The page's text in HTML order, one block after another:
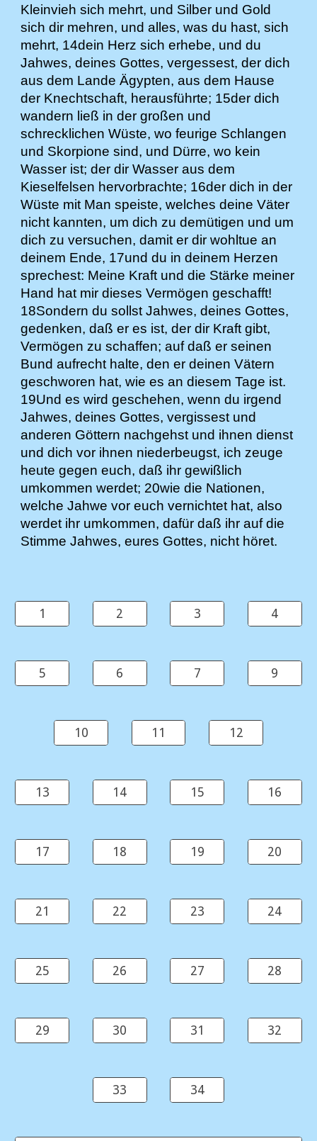
Kleinvieh sich mehrt, und Silber und Gold
sich dir mehren, und alles, was du hast, sich
mehrt, 14dein Herz sich erhebe, und du
Jahwes, deines Gottes, vergessest, der dich
aus dem Lande Ägypten, aus dem Hause
der Knechtschaft, herausführte; 15der dich
wandern ließ in der großen und
schrecklichen Wüste, wo feurige Schlangen
und Skorpione sind, und Dürre, wo kein
Wasser ist; der dir Wasser aus dem
Kieselfelsen hervorbrachte; 16der dich in der
Wüste mit Man speiste, welches deine Väter
nicht kannten, um dich zu demütigen und um
dich zu versuchen, damit er dir wohltue an
deinem Ende, 17und du in deinem Herzen
sprechest: Meine Kraft und die Stärke meiner
Hand hat mir dieses Vermögen geschafft!
18Sondern du sollst Jahwes, deines Gottes,
gedenken, daß er es ist, der dir Kraft gibt,
Vermögen zu schaffen; auf daß er seinen
Bund aufrecht halte, den er deinen Vätern
geschworen hat, wie es an diesem Tage ist.
19Und es wird geschehen, wenn du irgend
Jahwes, deines Gottes, vergissest und
anderen Göttern nachgehst und ihnen dienst
und dich vor ihnen niederbeugst, ich zeuge
heute gegen euch, daß ihr gewißlich
umkommen werdet; 20wie die Nationen,
welche Jahwe vor euch vernichtet hat, also
werdet ihr umkommen, dafür daß ihr auf die
Stimme Jahwes, eures Gottes, nicht höret.
1 2 3 4
5 6 7 9
10 11 12
13 14 15 16
17 18 19 20
21 22 23 24
25 26 27 28
29 30 31 32
33 34